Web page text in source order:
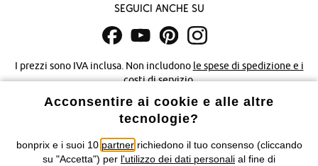
Seguici anche su
I prezzi sono IVA inclusa. Non includono le spese di spedizione e i
costi di servizio.
Condizioni di vendita Accessibilità
Informativa privacy e cookie Gestione dei cookie
Acconsentire ai cookie e alle altre
tecnologie?
bonprix e i suoi 10 partnerrichiedono il tuo consenso (cliccando
su "Accetta") per l'utilizzo dei dati personali al fine di